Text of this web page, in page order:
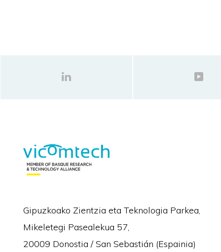
Gipuzkoako Zientzia eta Teknologia Parkea,
Mikeletegi Pasealekua 57,
20009 Donostia / San Sebastián (Espainia)